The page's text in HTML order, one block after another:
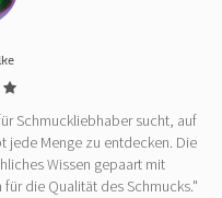
Schmuckliebhaber sucht, auf
jede Menge zu entdecken. Die
Wissen gepaart mit
die Qualität des Schmucks."